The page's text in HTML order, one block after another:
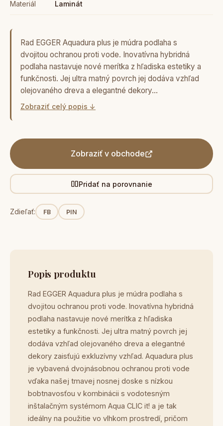
Materiál Laminát
Rad EGGER Aquadura plus je múdra podlaha s
dvojitou ochranou proti vode. Inovatívna hybridná
podlaha nastavuje nové merítka z hľadiska estetiky a
funkčnosti. Jej ultra matný povrch jej dodáva vzhľad
olejovaného dreva a elegantné dekory…
Zobraziť celý popis ↓
Zobraziť v obchode
Pridať na porovnanie
Zdieľať: FB PIN
Popis produktu
Rad EGGER Aquadura plus je múdra podlaha s
dvojitou ochranou proti vode. Inovatívna hybridná
podlaha nastavuje nové merítka z hľadiska
estetiky a funkčnosti. Jej ultra matný povrch jej
dodáva vzhľad olejovaného dreva a elegantné
dekory zaisťujú exkluzívny vzhľad. Aquadura plus
je vybavená dvojnásobnou ochranou proti vode
vďaka našej tmavej nosnej doske s nízkou
bobtnavosťou v kombinácii s vodotesným
inštalačným systémom Aqua CLIC it! a je tak
ideálny na použitie vo vlhkom prostredí, pričom